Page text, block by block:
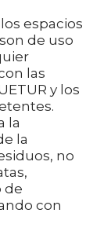
espacios
de uso
las
y los
la
la
no
de
con